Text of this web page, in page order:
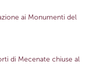
ai Monumenti del
di Mecenate chiuse al